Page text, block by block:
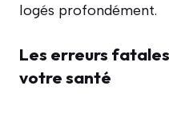
logés profondément.
Les erreurs
votre santé